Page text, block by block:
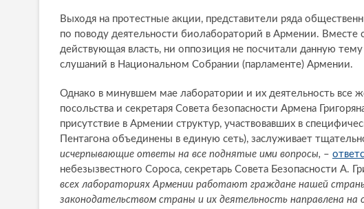
Выходя на протестные акции, представители ряда
по поводу деятельности биолабораторий в Армении. Вместе
действующая власть, ни оппозиция не посчитали данную
слушаний в Национальном Собрании (парламенте) Армении.
Однако в минувшем мае лаборатории и их деятельность все
посольства и секретаря Совета безопасности Армена
присутствие в Армении структур, участвовавших в
Пентагона объединены в единую сеть), заслуживает
исчерпывающие ответы на все поднятые ими вопросы, –
небезызвестного Сороса, секретарь Совета Безопасности А.
всех лабораториях Армении работают граждане нашей
законодательством страны и их деятельность направлена на